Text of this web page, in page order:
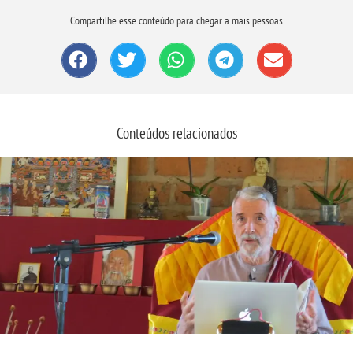
Compartilhe esse conteúdo para chegar a mais pessoas
Conteúdos relacionados